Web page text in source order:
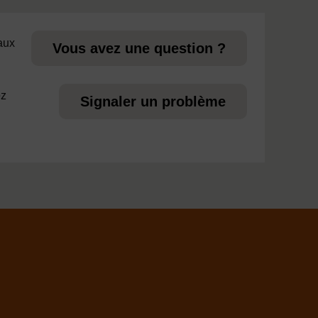
Vous avez une question ?
Signaler un problème